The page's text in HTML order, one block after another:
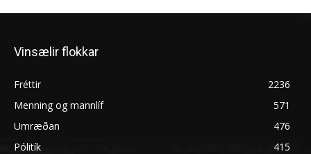
Vinsælir flokkar
Fréttir
2236
Menning og mannlíf
571
Umræðan
476
Pólitík
415